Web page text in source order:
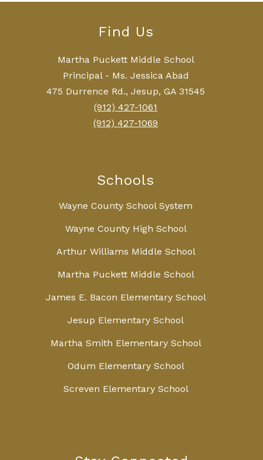
Find Us
Martha Puckett Middle School
Principal - Ms. Jessica Abad
475 Durrence Rd., Jesup, GA 31545
(912) 427-1061
(912) 427-1069
Schools
Wayne County School System
Wayne County High School
Arthur Williams Middle School
Martha Puckett Middle School
James E. Bacon Elementary School
Jesup Elementary School
Martha Smith Elementary School
Odum Elementary School
Screven Elementary School